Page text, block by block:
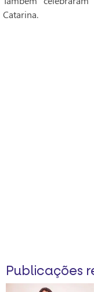
Catarina.
Publicações